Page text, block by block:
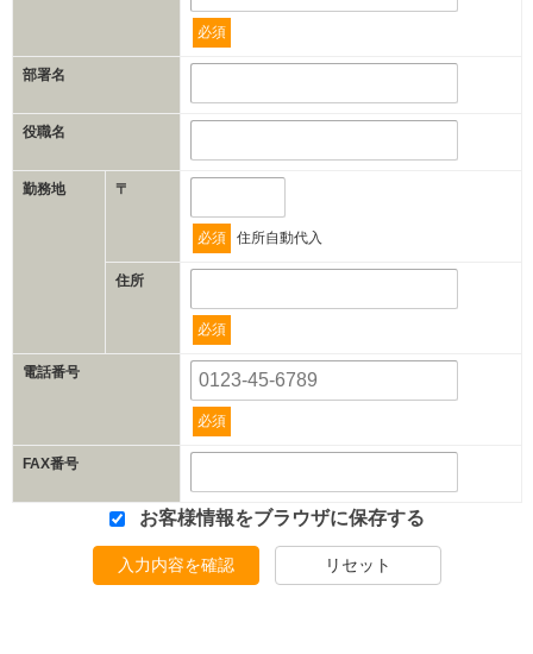
必須
部署名
役職名
勤務地 〒
必須 住所自動代入
住所
必須
電話番号
必須
FAX番号
お客様情報をブラウザに保存する
入力内容を確認 リセット